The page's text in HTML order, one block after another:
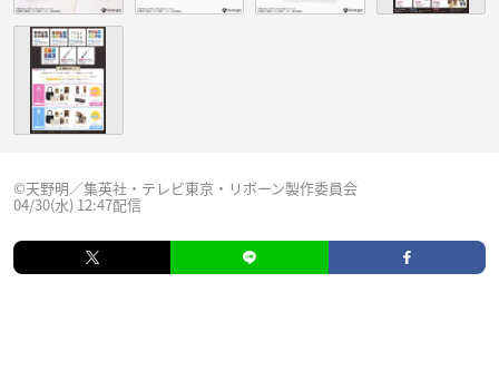
©︎天野明／集英社・テレビ東京・リボーン製作委員会
04/30(水) 12:47配信